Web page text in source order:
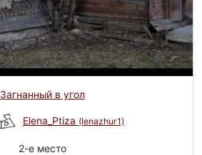
Загнанный в угол
Elena_Ptiza (lenazhur1)
2-e место